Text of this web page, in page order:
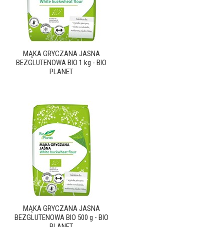
MĄKA GRYCZANA JASNA
BEZGLUTENOWA BIO 1 kg - BIO
PLANET
MĄKA GRYCZANA JASNA
BEZGLUTENOWA BIO 500 g - BIO